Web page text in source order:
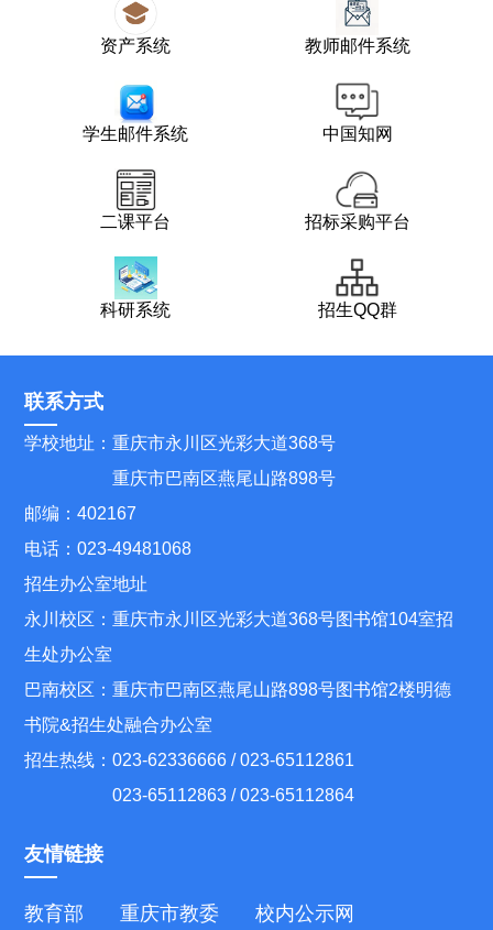
资产系统 教师邮件系统
学生邮件系统 中国知网
二课平台 招标采购平台
科研系统 招生QQ群
联系方式
学校地址：重庆市永川区光彩大道368号
重庆市巴南区燕尾山路898号
邮编：402167
电话：023-49481068
招生办公室地址
永川校区：重庆市永川区光彩大道368号图书馆104室招
生处办公室
巴南校区：重庆市巴南区燕尾山路898号图书馆2楼明德
书院&招生处融合办公室
招生热线：023-62336666 / 023-65112861
023-65112863 / 023-65112864
友情链接
教育部 重庆市教委 校内公示网